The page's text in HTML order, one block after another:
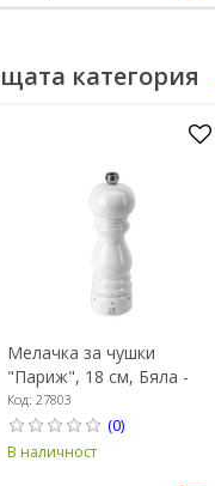
категория
Мелачка за чушки
"Париж", 18 см, Бяла -
Peugeot
Код: 27803
(0)
В наличност